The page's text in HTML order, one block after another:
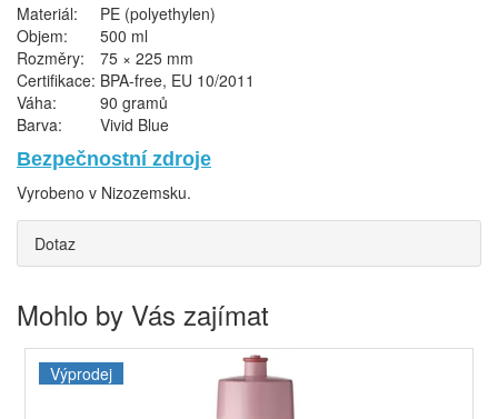
Materiál:
PE (polyethylen)
Objem:
500 ml
Rozměry:
75 × 225 mm
Certifikace: BPA-free, EU 10/2011
Váha:
90 gramů
Barva:
Vivid Blue
Bezpečnostní zdroje
Vyrobeno v Nizozemsku.
Dotaz
Mohlo by Vás zajímat
Výprodej